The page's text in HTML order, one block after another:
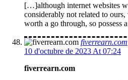
[…]although internet websites
considerably not related to
worth a go through, so
fiverrearn.com
10 d'octubre de 2023 At 07:24
fiverrearn.com